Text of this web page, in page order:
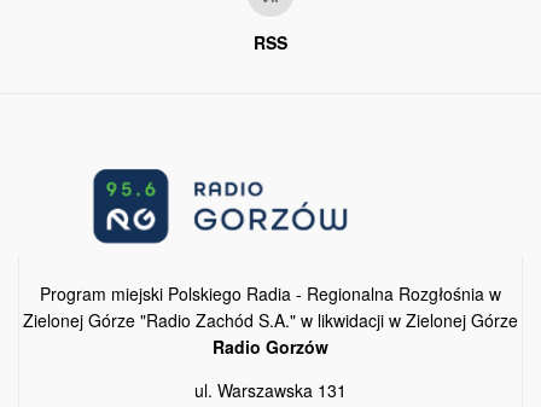
RSS
Program miejski Polskiego Radia - Regionalna Rozgłośnia w
Zielonej Górze "Radio Zachód S.A." w likwidacji w Zielonej Górze
Radio Gorzów
ul. Warszawska 131